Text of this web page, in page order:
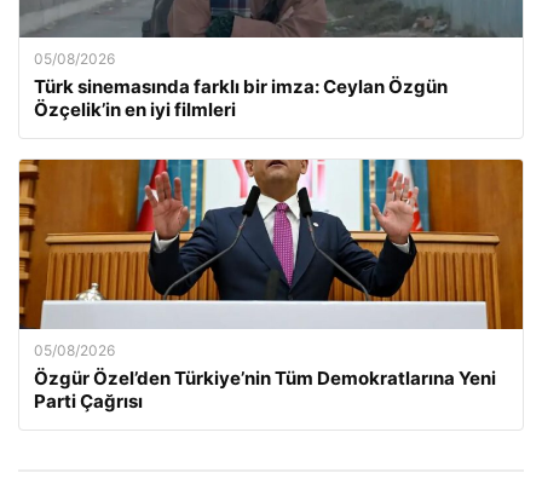
05/08/2026
Türk sinemasında farklı bir imza: Ceylan Özgün
Özçelik’in en iyi filmleri
05/08/2026
Özgür Özel’den Türkiye’nin Tüm Demokratlarına Yeni
Parti Çağrısı